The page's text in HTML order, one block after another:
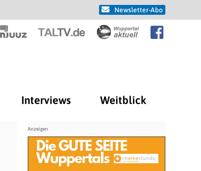
Newsletter-Abo
Interviews Weitblick